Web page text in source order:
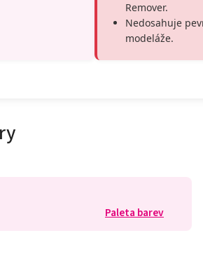
Remover.
Nedosahuje
modeláže.
Paleta barev